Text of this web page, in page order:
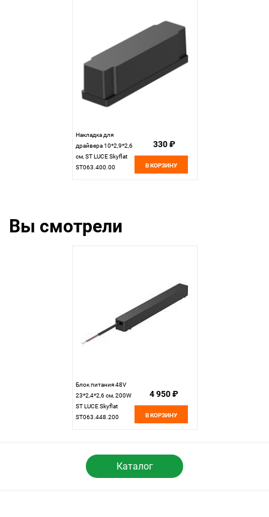
Накладка для
драйвера 10*2,9*2,6
см, ST LUCE Skyflat
ST063.400.00
330 ₽
В КОРЗИНУ
Вы смотрели
Блок питания 48V
23*2,4*2,6 см, 200W
ST LUCE Skyflat
ST063.448.200
4 950 ₽
В КОРЗИНУ
Каталог